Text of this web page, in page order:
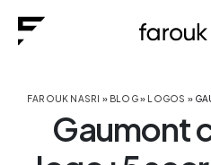
FAROUK NASRI » BLOG» LOGOS »
Gaumont